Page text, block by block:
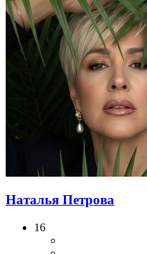
Наталья Петрова
16